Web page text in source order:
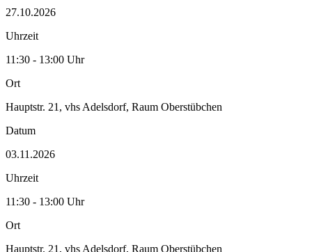
27.10.2026
Uhrzeit
11:30 - 13:00 Uhr
Ort
Hauptstr. 21, vhs Adelsdorf, Raum Oberstübchen
Datum
03.11.2026
Uhrzeit
11:30 - 13:00 Uhr
Ort
Hauptstr. 21, vhs Adelsdorf, Raum Oberstübchen